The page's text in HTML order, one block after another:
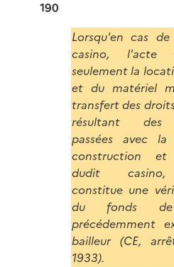
190
Lorsqu'en cas
casino, l'acte
seulement la
et du matériel
transfert des
résultant des
passées avec
construction et
dudit casino,
constitue une
du fonds de
précédemment
bailleur (CE,
1933).